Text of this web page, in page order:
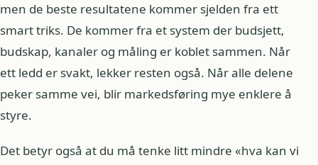
men de beste resultatene kommer sjelden fra ett
smart triks. De kommer fra et system der budsjett,
budskap, kanaler og måling er koblet sammen. Når
ett ledd er svakt, lekker resten også. Når alle delene
peker samme vei, blir markedsføring mye enklere å
styre.
Det betyr også at du må tenke litt mindre «hva kan vi